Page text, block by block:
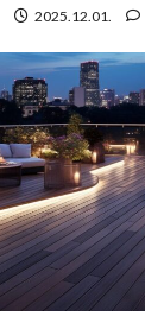
2025.12.01.